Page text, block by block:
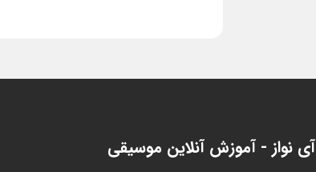
آی نواز - آموزش آنلاین موسیقی